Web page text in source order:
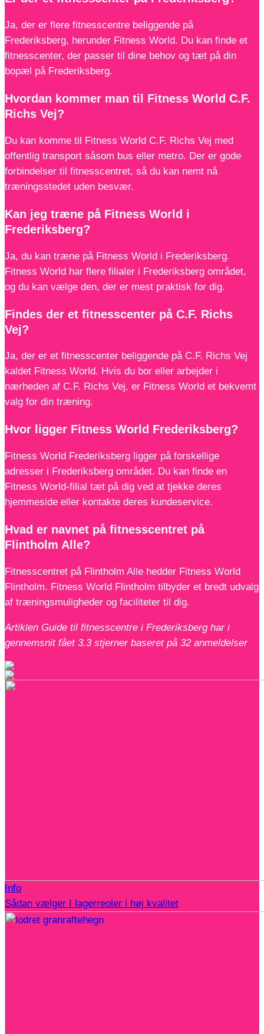
Ja, der er flere fitnesscentre beliggende på
Frederiksberg, herunder Fitness World. Du kan finde et
fitnesscenter, der passer til dine behov og tæt på din
bopæl på Frederiksberg.
Hvordan kommer man til Fitness World C.F.
Richs Vej?
Du kan komme til Fitness World C.F. Richs Vej med
offentlig transport såsom bus eller metro. Der er gode
forbindelser til fitnesscentret, så du kan nemt nå
træningsstedet uden besvær.
Kan jeg træne på Fitness World i
Frederiksberg?
Ja, du kan træne på Fitness World i Frederiksberg.
Fitness World har flere filialer i Frederiksberg området,
og du kan vælge den, der er mest praktisk for dig.
Findes der et fitnesscenter på C.F. Richs
Vej?
Ja, der er et fitnesscenter beliggende på C.F. Richs Vej
kaldet Fitness World. Hvis du bor eller arbejder i
nærheden af C.F. Richs Vej, er Fitness World et bekvemt
valg for din træning.
Hvor ligger Fitness World Frederiksberg?
Fitness World Frederiksberg ligger på forskellige
adresser i Frederiksberg området. Du kan finde en
Fitness World-filial tæt på dig ved at tjekke deres
hjemmeside eller kontakte deres kundeservice.
Hvad er navnet på fitnesscentret på
Flintholm Alle?
Fitnesscentret på Flintholm Alle hedder Fitness World
Flintholm. Fitness World Flintholm tilbyder et bredt udvalg
af træningsmuligheder og faciliteter til dig.
Artiklen Guide til fitnesscentre i Frederiksberg har i
gennemsnit fået 3.3stjerner baseret på 32anmeldelser
Info
Sådan vælger I lagerreoler i høj kvalitet